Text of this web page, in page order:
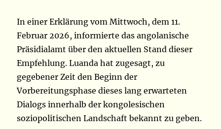
In einer Erklärung vom Mittwoch, dem 11.
Februar 2026, informierte das angolanische
Präsidialamt über den aktuellen Stand dieser
Empfehlung. Luanda hat zugesagt, zu
gegebener Zeit den Beginn der
Vorbereitungsphase dieses lang erwarteten
Dialogs innerhalb der kongolesischen
soziopolitischen Landschaft bekannt zu geben.